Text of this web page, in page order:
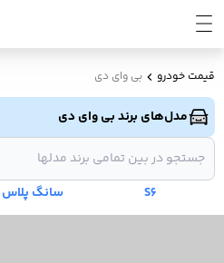
قیمت خودرو بی وای دی
مدل‌های برند بی وای دی
S6 سانگ پلاس DMi